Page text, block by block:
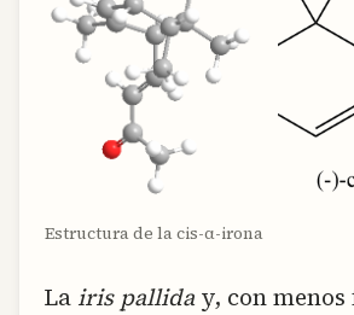
Estructura de la cis-α-irona
La iris palliday, con